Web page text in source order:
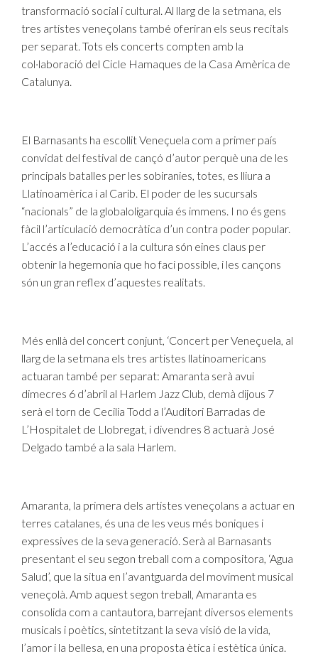
transformació social i cultural. Al llarg de la setmana, els
tres artistes veneçolans també oferiran els seus recitals
per separat. Tots els concerts compten amb la
col·laboració del Cicle Hamaques de la Casa Amèrica de
Catalunya.
El Barnasants ha escollit Veneçuela com a primer país
convidat del festival de cançó d’autor perquè una de les
principals batalles per les sobiranies, totes, es lliura a
Llatinoamèrica i al Carib. El poder de les sucursals
“nacionals” de la globaloligarquia és immens. I no és gens
fàcil l’articulació democràtica d’un contra poder popular.
L’accés a l’educació i a la cultura són eines claus per
obtenir la hegemonia que ho faci possible, i les cançons
són un gran reflex d’aquestes realitats.
Més enllà del concert conjunt, ‘Concert per Veneçuela, al
llarg de la setmana els tres artistes llatinoamericans
actuaran també per separat: Amaranta serà avui
dimecres 6 d’abril al Harlem Jazz Club, demà dijous 7
serà el torn de Cecilia Todd a l’Auditori Barradas de
L’Hospitalet de Llobregat, i divendres 8 actuarà José
Delgado també a la sala Harlem.
Amaranta, la primera dels artistes veneçolans a actuar en
terres catalanes, és una de les veus més boniques i
expressives de la seva generació. Serà al Barnasants
presentant el seu segon treball com a compositora, ‘Agua
Salud’, que la situa en l’avantguarda del moviment musical
veneçolà. Amb aquest segon treball, Amaranta es
consolida com a cantautora, barrejant diversos elements
musicals i poètics, sintetitzant la seva visió de la vida,
l’amor i la bellesa, en una proposta ètica i estètica única.